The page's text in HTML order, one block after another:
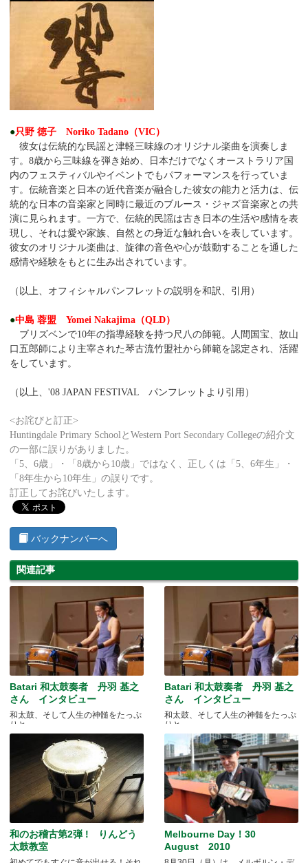
●只野 徳子 Noriko Tadano（VIC）
彼女は伝統的な民謡と津軽三味線のオリジナル楽曲を演奏しま
す。8歳から三味線を弾き始め、日本だけでなくオーストラリア国
内のフェスティバルやイベントでもパフォーマンスを行っていま
す。伝統音楽と日本の近代音楽が融合した彼女の能力と活力は、伝
統的な日本の音楽家と同時に最近のブルース・ジャズ音楽家との共
演に見られます。一方で、伝統的民謡は古き日本の生活や感情を表
現し、それは愛や家族、自然との身近な触れ合いを表しています。
彼女のオリジナル楽曲は、旋律の音色や心が鼓動することを通した
感情や経験をもとに生み出されています。
（以上、オフィシャルパンフレットの説明を和訳、引用）
●中島 蓉盟 Yomei Nakajima（QLD）
ブリズベンで10年の指導経験を持つ尺八の師範。人間国宝、故山
口五郎師により主宰された琴古流竹盟社から師範を認定され、活躍
をしています。
（以上、'08 JAPAN FESTIVAL パンフレットより引用）
<お詫びと訂正>
Huntingdale Primary SchoolとWestern Port Secondary Collegeの紹介文
の一部に誤りがありました。
「5、6歳」・「8歳から10歳」ではなく、正しくは「5、6年生」・
「8年生から10年生」の誤りです。
訂正してお詫びいたします。
バックナンバーへ
関連記事
Batari 和太鼓奏者 丹羽 基之
さん インタビュー
和太鼓、そして人生の神髄をたっぷ
りと
Batari 和太鼓奏者 丹羽 基之
さん インタビュー
和太鼓、そして人生の神髄をたっぷ
りと
和のお稽古第2弾 ! りんどう
太鼓教室
Melbourne Day！30
August 2010